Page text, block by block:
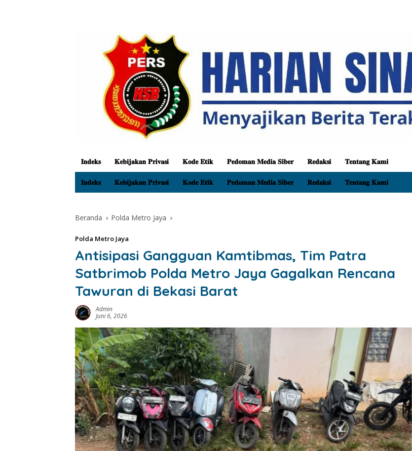
𝐈𝐧𝐝𝐞𝐤𝐬 𝐊𝐞𝐛𝐢𝐣𝐚𝐤𝐚𝐧 𝐏𝐫𝐢𝐯𝐚𝐬𝐢 𝐊𝐨𝐝𝐞 𝐄𝐭𝐢𝐤 𝐏𝐞𝐝𝐨𝐦𝐚𝐧 𝐌𝐞𝐝𝐢𝐚 𝐒𝐢𝐛𝐞𝐫 𝐑𝐞𝐝𝐚𝐤𝐬𝐢 𝐓𝐞𝐧𝐭𝐚𝐧𝐠 𝐊𝐚𝐦𝐢
𝐈𝐧𝐝𝐞𝐤𝐬 𝐊𝐞𝐛𝐢𝐣𝐚𝐤𝐚𝐧 𝐏𝐫𝐢𝐯𝐚𝐬𝐢 𝐊𝐨𝐝𝐞 𝐄𝐭𝐢𝐤 𝐏𝐞𝐝𝐨𝐦𝐚𝐧 𝐌𝐞𝐝𝐢𝐚 𝐒𝐢𝐛𝐞𝐫 𝐑𝐞𝐝𝐚𝐤𝐬𝐢 𝐓𝐞𝐧𝐭𝐚𝐧𝐠 𝐊𝐚𝐦𝐢
Beranda Polda Metro Jaya
Polda Metro Jaya
Antisipasi Gangguan Kamtibmas, Tim Patra
Satbrimob Polda Metro Jaya Gagalkan Rencana
Tawuran di Bekasi Barat
Admin
Juni 6, 2026